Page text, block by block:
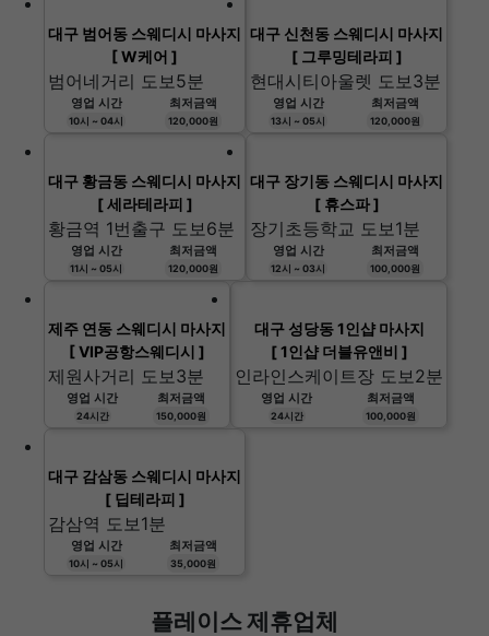
대구 범어동 스웨디시 마사지
[ W케어 ]
범어네거리 도보5분
영업 시간
10시 ~ 04시
최저금액
120,000원
대구 신천동 스웨디시 마사지
[ 그루밍테라피 ]
현대시티아울렛 도보3분
영업 시간
13시 ~ 05시
최저금액
120,000원
대구 황금동 스웨디시 마사지
[ 세라테라피 ]
황금역 1번출구 도보6분
영업 시간
11시 ~ 05시
최저금액
120,000원
대구 장기동 스웨디시 마사지
[ 휴스파 ]
장기초등학교 도보1분
영업 시간
12시 ~ 03시
최저금액
100,000원
제주 연동 스웨디시 마사지
[ VIP공항스웨디시 ]
제원사거리 도보3분
영업 시간
24시간
최저금액
150,000원
대구 성당동 1인샵 마사지
[ 1인샵 더블유앤비 ]
인라인스케이트장 도보2분
영업 시간
24시간
최저금액
100,000원
대구 감삼동 스웨디시 마사지
[ 딥테라피 ]
감삼역 도보1분
영업 시간
10시 ~ 05시
최저금액
35,000원
플레이스 제휴업체